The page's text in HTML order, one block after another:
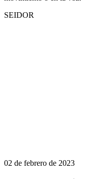
SEIDOR
02 de febrero de 2023